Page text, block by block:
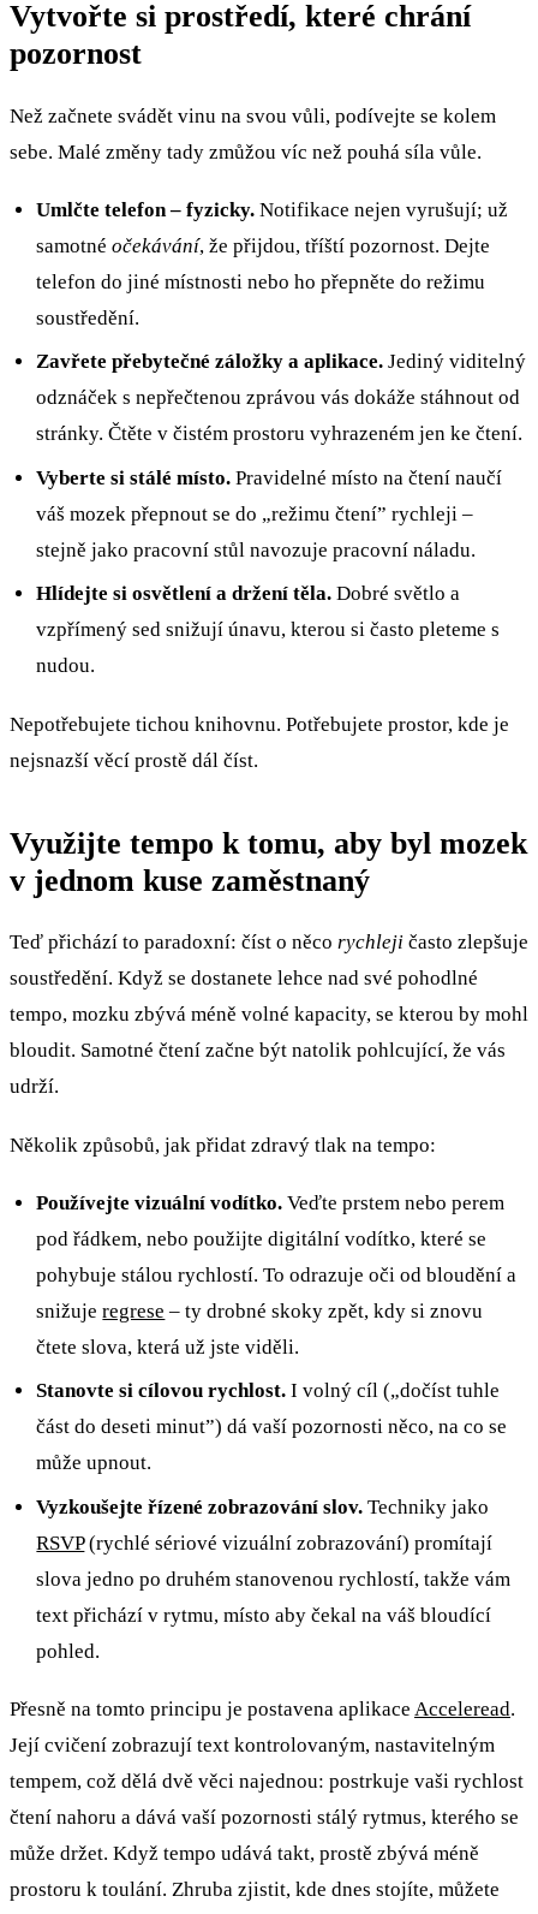
Vytvořte si prostředí, které chrání
pozornost
Než začnete svádět vinu na svou vůli, podívejte se kolem
sebe. Malé změny tady zmůžou víc než pouhá síla vůle.
Umlčte telefon – fyzicky. Notifikace nejen vyrušují; už
samotnéočekávání, že přijdou, tříští pozornost. Dejte
telefon do jiné místnosti nebo ho přepněte do režimu
soustředění.
Zavřete přebytečné záložky a aplikace. Jediný viditelný
odznáček s nepřečtenou zprávou vás dokáže stáhnout od
stránky. Čtěte v čistém prostoru vyhrazeném jen ke čtení.
Vyberte si stálé místo. Pravidelné místo na čtení naučí
váš mozek přepnout se do „režimu čtení” rychleji –
stejně jako pracovní stůl navozuje pracovní náladu.
Hlídejte si osvětlení a držení těla. Dobré světlo a
vzpřímený sed snižují únavu, kterou si často pleteme s
nudou.
Nepotřebujete tichou knihovnu. Potřebujete prostor, kde je
nejsnazší věcí prostě dál číst.
Využijte tempo k tomu, aby byl mozek
v jednom kuse zaměstnaný
Teď přichází to paradoxní: číst o něco rychleji často zlepšuje
soustředění. Když se dostanete lehce nad své pohodlné
tempo, mozku zbývá méně volné kapacity, se kterou by mohl
bloudit. Samotné čtení začne být natolik pohlcující, že vás
udrží.
Několik způsobů, jak přidat zdravý tlak na tempo:
Používejte vizuální vodítko. Veďte prstem nebo perem
pod řádkem, nebo použijte digitální vodítko, které se
pohybuje stálou rychlostí. To odrazuje oči od bloudění a
snižujeregrese – ty drobné skoky zpět, kdy si znovu
čtete slova, která už jste viděli.
Stanovte si cílovou rychlost. I volný cíl („dočíst tuhle
část do deseti minut”) dá vaší pozornosti něco, na co se
může upnout.
Vyzkoušejte řízené zobrazování slov. Techniky jako
RSVP(rychlé sériové vizuální zobrazování) promítají
slova jedno po druhém stanovenou rychlostí, takže vám
text přichází v rytmu, místo aby čekal na váš bloudící
pohled.
Přesně na tomto principu je postavena aplikace Acceleread.
Její cvičení zobrazují text kontrolovaným, nastavitelným
tempem, což dělá dvě věci najednou: postrkuje vaši rychlost
čtení nahoru a dává vaší pozornosti stálý rytmus, kterého se
může držet. Když tempo udává takt, prostě zbývá méně
prostoru k toulání. Zhruba zjistit, kde dnes stojíte, můžete